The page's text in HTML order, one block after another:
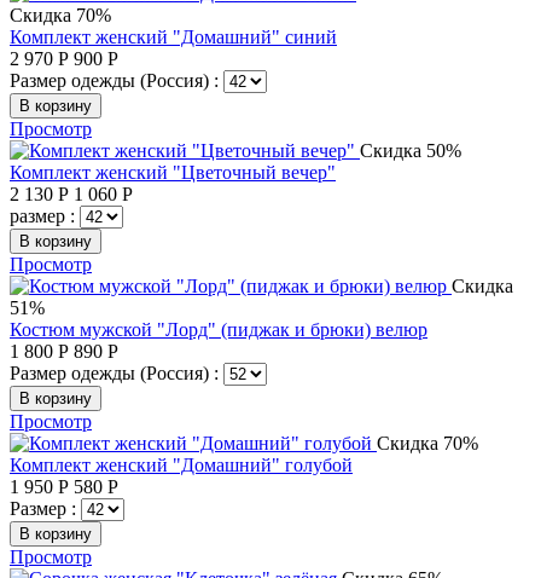
Скидка 70%
Комплект женский "Домашний" синий
2 970 Р 900 Р
Размер одежды (Россия) :
В корзину
Просмотр
Скидка 50%
Комплект женский "Цветочный вечер"
2 130 Р 1 060 Р
размер :
В корзину
Просмотр
Скидка
51%
Костюм мужской "Лорд" (пиджак и брюки) велюр
1 800 Р 890 Р
Размер одежды (Россия) :
В корзину
Просмотр
Скидка 70%
Комплект женский "Домашний" голубой
1 950 Р 580 Р
Размер :
В корзину
Просмотр